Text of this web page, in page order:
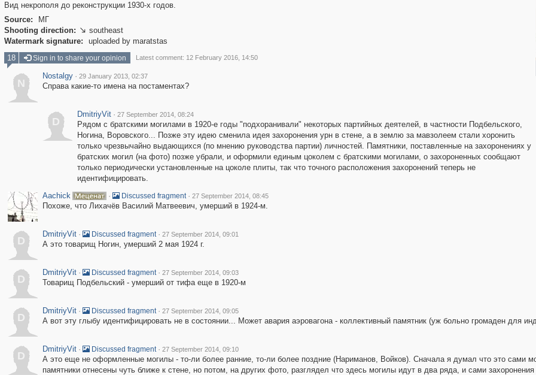
Вид некрополя до реконструкции 1930-х годов.
Source:
МГ
Shooting direction:  southeast
Watermark signature:
uploaded by maratstas
18 Sign in to share your opinion Latest comment: 12 February 2016, 14:50
N
Nostalgy · 29 January 2013, 02:37
Справа какие-то имена на постаментах?
D
DmitriyVit · 27 September 2014, 08:24
Рядом с братскими могилами в 1920-е годы "подхоранивали" некоторых партийных деятелей, в частности Подбельского,
Ногина, Воровского... Позже эту идею сменила идея захоронения урн в стене, а в землю за мавзолеем стали хоронить
только чрезвычайно выдающихся (по мнению руководства партии) личностей. Памятники, поставленные на захоронениях у
братских могил (на фото) позже убрали, и оформили единым цоколем с братскими могилами, о захороненных сообщают
только периодически установленные на цоколе плиты, так что точного расположения захоронений теперь не
идентифицировать.
Aachick
· Discussed fragment · 27 September 2014, 08:45
Похоже, что Лихачёв Василий Матвеевич, умерший в 1924-м.
D
DmitriyVit · Discussed fragment · 27 September 2014, 09:01
А это товарищ Ногин, умерший 2 мая 1924 г.
D
DmitriyVit · Discussed fragment · 27 September 2014, 09:03
Товарищ Подбельский - умерший от тифа еще в 1920-м
D
DmitriyVit · Discussed fragment · 27 September 2014, 09:05
А вот эту глыбу идентифицировать не в состоянии... Может авария аэровагона - коллективный памятник (уж больно громаден для
D
DmitriyVit · Discussed fragment · 27 September 2014, 09:10
А это еще не оформленные могилы - то-ли более ранние, то-ли более поздние (Нариманов, Войков). Сначала я думал что это сами
памятники отнесены чуть ближе к стене, но потом, на других фото, разглядел что здесь могилы идут в два ряда, и сами